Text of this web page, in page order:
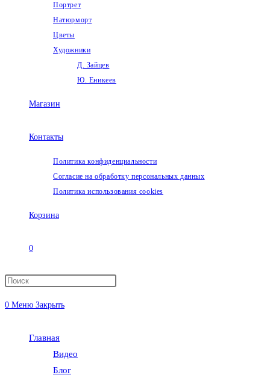
Портрет
Натюрморт
Цветы
Художники
Д. Зайцев
Ю. Еникеев
Магазин
Контакты
Политика конфиденциальности
Согласие на обработку персональных данных
Политика использования cookies
Корзина
0
Переключить
0 Меню Закрыть
Главная
Видео
Блог